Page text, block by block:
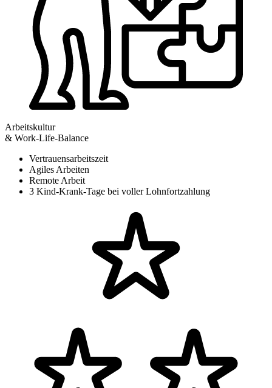
Arbeitskultur
& Work-Life-Balance
Vertrauensarbeitszeit
Agiles Arbeiten
Remote Arbeit
3 Kind-Krank-Tage bei voller Lohnfortzahlung